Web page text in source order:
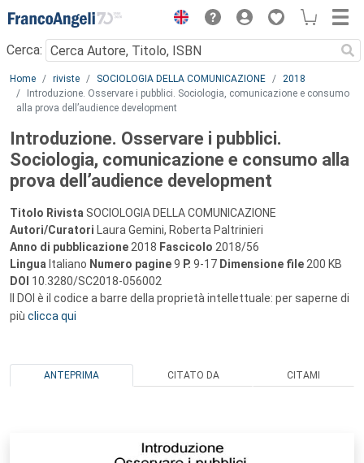
Menu
Cerca:
Main content
Home riviste SOCIOLOGIA DELLA COMUNICAZIONE
2018
Introduzione. Osservare i pubblici. Sociologia, comunicazione e consumo
alla prova dell’audience development
Introduzione. Osservare i pubblici.
Sociologia, comunicazione e consumo alla
prova dell’audience development
Titolo Rivista SOCIOLOGIA DELLA COMUNICAZIONE
Autori/Curatori Laura Gemini, Roberta Paltrinieri
Anno di pubblicazione 2018 Fascicolo 2018/56
Lingua Italiano Numero pagine9 P. 9-17 Dimensione file 200 KB
DOI 10.3280/SC2018-056002
Il DOI è il codice a barre della proprietà intellettuale: per saperne di
più clicca qui
ANTEPRIMA CITATO DA CITAMI